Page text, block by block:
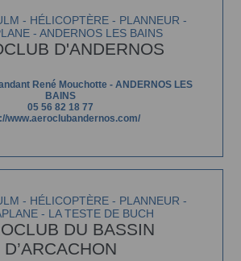
- HÉLICOPTÈRE - PLANNEUR -
- ANDERNOS LES BAINS
D'ANDERNOS
René Mouchotte - ANDERNOS LES
BAINS
05 56 82 18 77
www.aeroclubandernos.com/
- HÉLICOPTÈRE - PLANNEUR -
- LA TESTE DE BUCH
DU BASSIN
D’ARCACHON